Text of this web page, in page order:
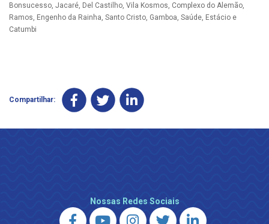
Bonsucesso, Jacaré, Del Castilho, Vila Kosmos, Complexo do Alemão,
Ramos, Engenho da Rainha, Santo Cristo, Gamboa, Saúde, Estácio e
Catumbi
Compartilhar:
Nossas Redes Sociais